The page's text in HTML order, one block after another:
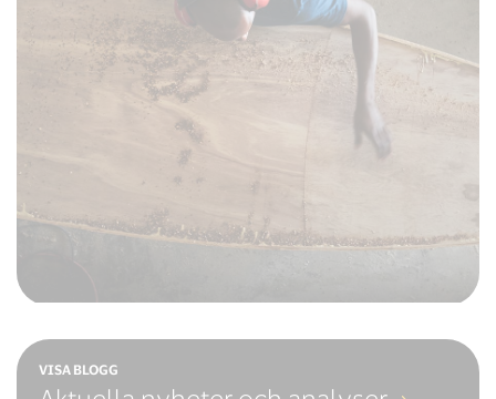
VISA BLOGG